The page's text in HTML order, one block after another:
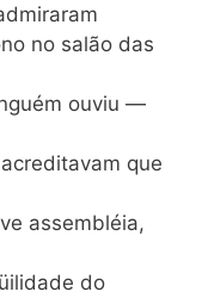
no salão das
ouviu —
que
assembléia,
do